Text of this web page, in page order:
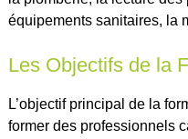
équipements sanitaires, la
Les Objectifs de la
L’objectif principal de la
former des professionnels